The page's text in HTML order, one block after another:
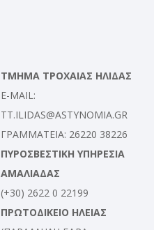
ΤΜΗΜΑ ΤΡΟΧΑΙΑΣ ΗΛΙΔΑΣ
E-MAIL:
TT.ILIDAS@ASTYNOMIA.GR
ΓΡΑΜΜΑΤΕΙΑ: 26220 38226
ΠΥΡΟΣΒΕΣΤΙΚΗ ΥΠΗΡΕΣΙΑ
ΑΜΑΛΙΑΔΑΣ
(+30) 2622 0 22199
ΠΡΩΤΟΔΙΚΕΙΟ ΗΛΕΙΑΣ